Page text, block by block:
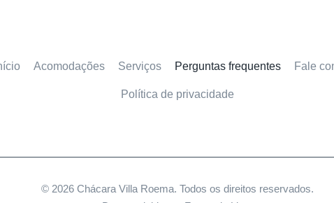
Acomodações Serviços Perguntas frequentes Fale
Política de privacidade
© 2026 Chácara Villa Roema. Todos os direitos reservados.